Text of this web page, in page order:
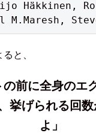
Häkkinen,
M.Maresh,
と、
の前に全身のエ
挙げられる回
よ」